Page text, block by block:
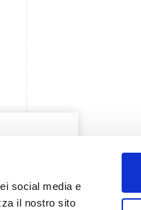
social media e
il nostro sito